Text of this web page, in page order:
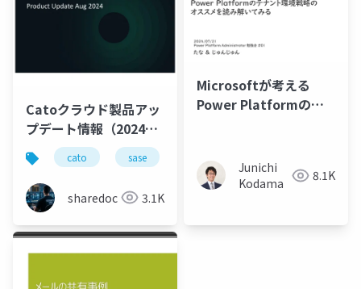
Catoクラウド製品アッ
プデート情報（2024年
8月版）cato sase
sharedoc 3.1K
Microsoftが考える
Power Platformのテ
Junichi
Kodama
8.1K